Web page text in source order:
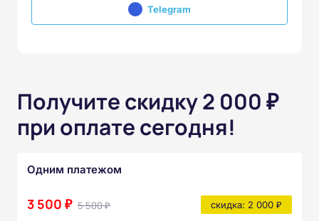
Telegram
Получите скидку 2 000 ₽
при оплате сегодня!
Одним платежом
3 500 ₽ 5 500 ₽ скидка: 2 000 ₽